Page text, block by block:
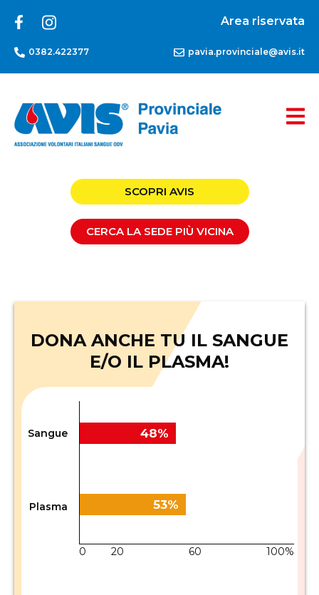
Area riservata
0382.422377 pavia.provinciale@avis.it
SCOPRI AVIS
CERCA LA SEDE PIÙ VICINA
DONA ANCHE TU IL SANGUE
E/O IL PLASMA!
Sangue
Plasma
48%
53%
0 20 60 100%